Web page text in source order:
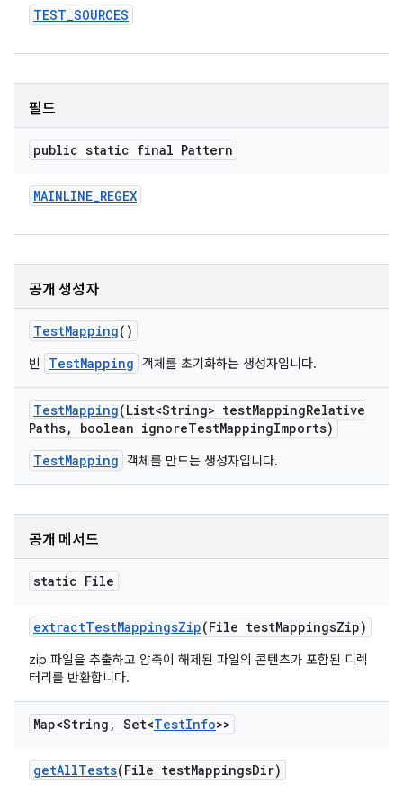
TEST_SOURCES
필드
public static final Pattern
MAINLINE_REGEX
공개 생성자
TestMapping()
빈 TestMapping 객체를 초기화하는 생성자입니다.
TestMapping(List<String> testMappingRelative
Paths, boolean ignoreTestMappingImports)
TestMapping
객체를 만드는 생성자입니다.
공개 메서드
static File
extractTestMappingsZip(File testMappingsZip)
zip 파일을 추출하고 압축이 해제된 파일의 콘텐츠가 포함된 디렉
터리를 반환합니다.
Map<String , Set<TestInfo>>
getAllTests(File testMappingsDir)